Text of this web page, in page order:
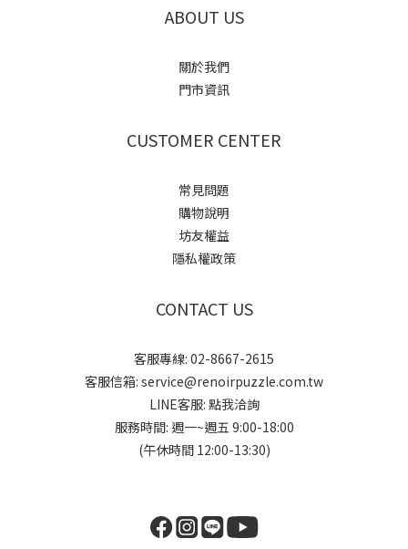
ABOUT US
關於我們
門市資訊
CUSTOMER CENTER
常見問題
購物說明
坊友權益
隱私權政策
CONTACT US
客服專線: 02-8667-2615
客服信箱: service@renoirpuzzle.com.tw
LINE客服: 點我洽詢
服務時間: 週一~週五 9:00-18:00
(午休時間 12:00-13:30)